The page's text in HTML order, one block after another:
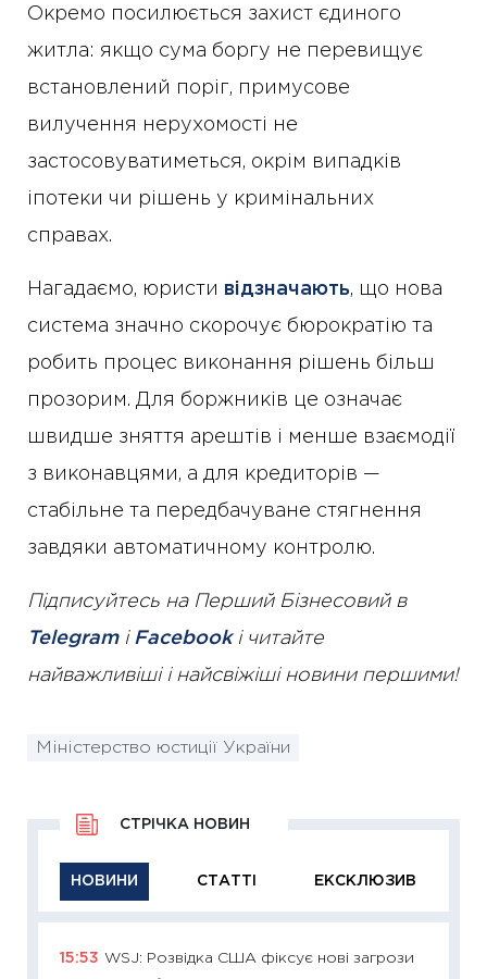
Окремо посилюється захист єдиного
житла: якщо сума боргу не перевищує
встановлений поріг, примусове
вилучення нерухомості не
застосовуватиметься, окрім випадків
іпотеки чи рішень у кримінальних
справах.
Нагадаємо, юристи відзначають, що нова
система значно скорочує бюрократію та
робить процес виконання рішень більш
прозорим. Для боржників це означає
швидше зняття арештів і менше взаємодії
з виконавцями, а для кредиторів —
стабільне та передбачуване стягнення
завдяки автоматичному контролю.
Підписуйтесь на Перший Бізнесовий в
Telegramі Facebookі читайте
найважливіші і найсвіжіші новини першими!
Міністерство юстиції України
НОВИНИ СТАТТІ ЕКСКЛЮЗИВ
СТРІЧКА НОВИН
15:53 WSJ: Розвідка США фіксує нові загрози